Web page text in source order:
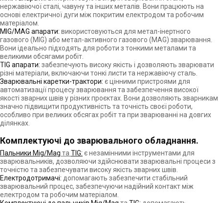
нержавіючої сталі, чавуну та інших металів. Вони працюють на
основі електричної дуги між покритим електродом та робочим
матеріалом.
MIG/MAG апарати: використовуються для метал-інертного
газового (MIG) або метал-активного газового (MAG) зварювання.
Вони ідеально підходять для роботи з тонкими металами та
великими обсягами робіт.
TIG апарати: забезпечують високу якість і дозволяють зварювати
різні матеріали, включаючи тонкі листи та нержавіючу сталь.
Зварювальні каретки-трактори: є цінними пристроями для
автоматизації процесу зварювання та забезпечення високої
якості зварних швів у різних проєктах. Вони дозволяють зварникам
значно підвищити продуктивність та точність своєї роботи,
особливо при великих обсягах робіт та при зварюванні на довгих
ділянках.
Комплектуючі до зварювального обладнання.
Пальники Mig/Mag таTIG: є незамінними інструментами для
зварювальників, дозволяючи здійснювати зварювальні процеси з
точністю та забезпечувати високу якість зварних швів.
Електродотримачі: допомагають забезпечити стабільний
зварювальний процес, забезпечуючи надійний контакт між
електродом та робочим матеріалом.